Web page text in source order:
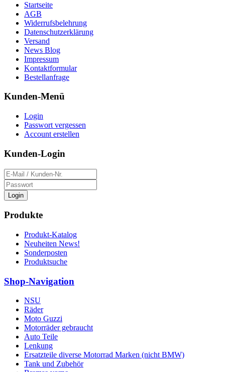
Startseite
AGB
Widerrufsbelehrung
Datenschutzerklärung
Versand
News Blog
Impressum
Kontaktformular
Bestellanfrage
Kunden-Menü
Login
Passwort vergessen
Account erstellen
Kunden-Login
Login
Produkte
Produkt-Katalog
Neuheiten News!
Sonderposten
Produktsuche
Shop-Navigation
NSU
Räder
Moto Guzzi
Motorräder gebraucht
Auto Teile
Lenkung
Ersatzteile diverse Motorrad Marken (nicht BMW)
Tank und Zubehör